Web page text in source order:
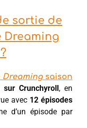
sortie de
Dreaming
Dreamingsaison
Crunchyroll , en
avec 12 épisodes
d’un épisode par